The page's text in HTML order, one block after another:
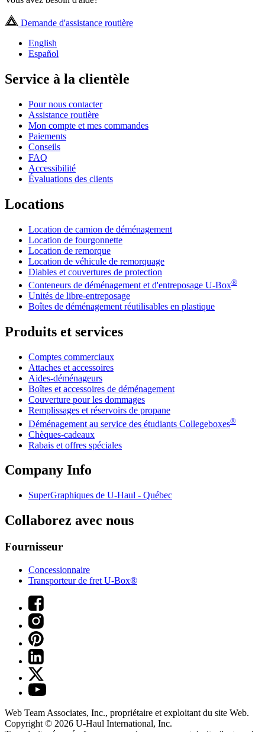
Demande d'assistance routière
English
Español
Service à la clientèle
Pour nous contacter
Assistance routière
Mon compte et mes commandes
Paiements
Conseils
FAQ
Accessibilité
Évaluations des clients
Locations
Location de camion de déménagement
Location de fourgonnette
Location de remorque
Location de véhicule de remorquage
Diables et couvertures de protection
Conteneurs de déménagement et d'entreposage U-Box®
Unités de libre-entreposage
Boîtes de déménagement réutilisables en plastique
Produits et services
Comptes commerciaux
Attaches et accessoires
Aides-déménageurs
Boîtes et accessoires de déménagement
Couverture pour les dommages
Remplissages et réservoirs de propane
Déménagement au service des étudiants Collegeboxes®
Chèques-cadeaux
Rabais et offres spéciales
Company Info
SuperGraphiques de U-Haul - Québec
Collaborez avec nous
Fournisseur
Concessionnaire
Transporteur de fret U-Box®
Web Team Associates, Inc., propriétaire et exploitant du site Web.
Copyright © 2026 U-Haul International, Inc.